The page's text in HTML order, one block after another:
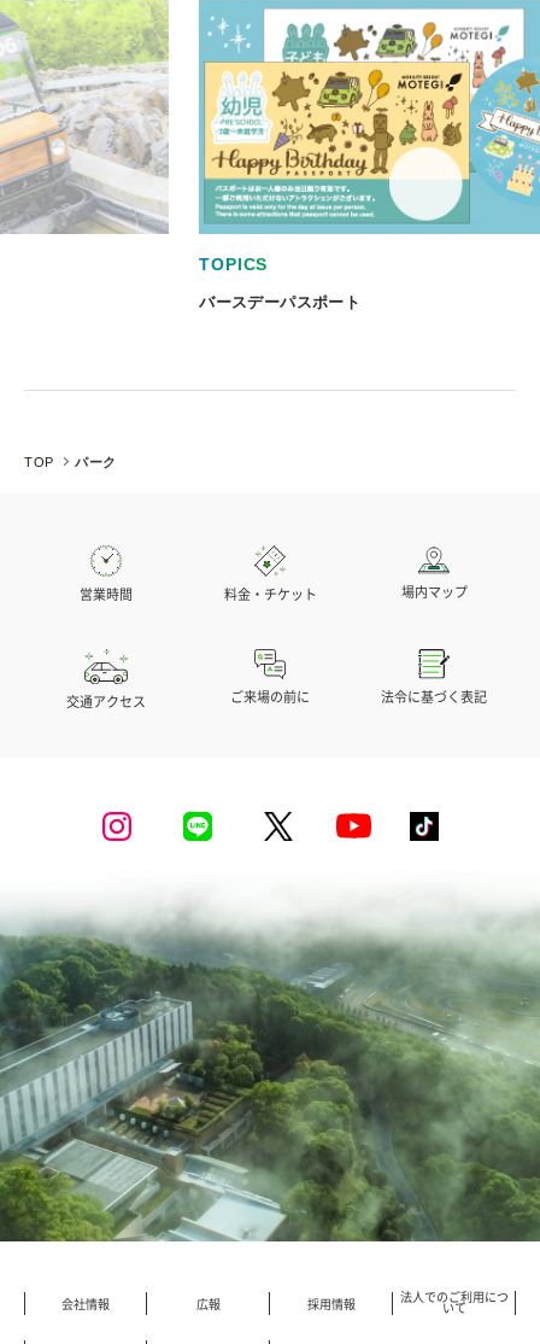
バースデーパスポート
TOP パーク
営業時間 料金・チケット 場内マップ
交通アクセス ご来場の前に 法令に基づく表記
会社情報 広報 採用情報 法人でのご利用につ
いて